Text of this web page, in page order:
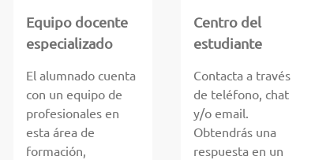
Equipo docente
especializado
El alumnado cuenta
con un equipo de
profesionales en
esta área de
formación,
Centro del
estudiante
Contacta a través
de teléfono, chat
y/o email.
Obtendrás una
respuesta en un